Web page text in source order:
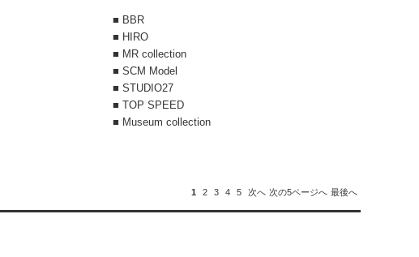
■ BBR
■ HIRO
■ MR collection
■ SCM Model
■ STUDIO27
■ TOP SPEED
■ Museum collection
1 2 3 4 5 次へ 次の5ページへ 最後へ